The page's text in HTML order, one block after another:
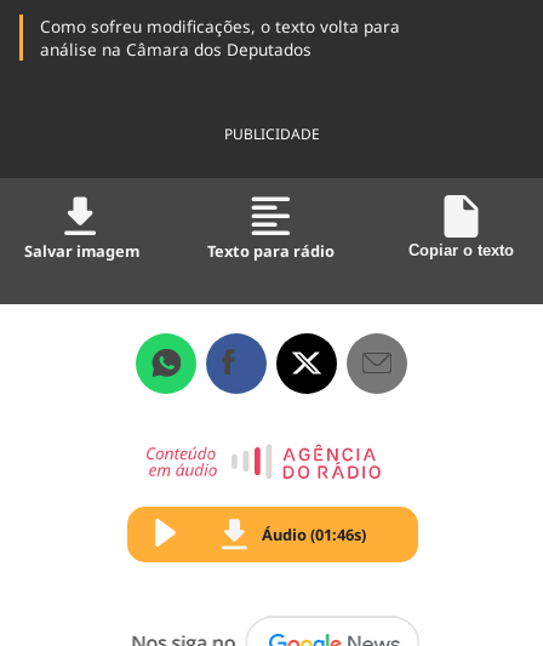
Como sofreu modificações, o texto volta para
análise na Câmara dos Deputados
PUBLICIDADE
Salvar imagem Texto para rádio Copiar o texto
Áudio (01:46s)